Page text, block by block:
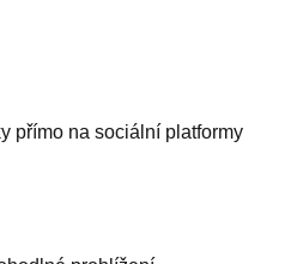
přímo na sociální platformy